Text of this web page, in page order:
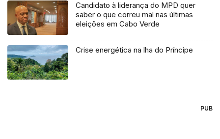
Candidato à liderança do MPD quer
saber o que correu mal nas últimas
eleições em Cabo Verde
Crise energética na lha do Príncipe
PUB